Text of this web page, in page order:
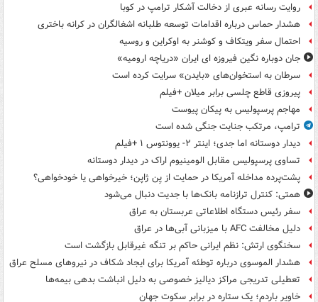
روایت رسانه عبری از دخالت آشکار ترامپ در کوبا
هشدار حماس درباره اقدامات توسعه طلبانه اشغالگران در کرانه باختری
احتمال سفر ویتکاف و کوشنر به اوکراین و روسیه
جان دوباره نگین فیروزه ای ایران «دریاچه ارومیه»
سرطان به استخوان‌های «بایدن» سرایت کرده است
پیروزی قاطع چلسی برابر میلان +فیلم
مهاجم پرسپولیس به پیکان پیوست
ترامپ، مرتکب جنایت جنگی شده است
دیدار دوستانه اما جدی؛ اینتر ۲- یوونتوس ۱ +فیلم
تساوی پرسپولیس مقابل الومینیوم اراک در دیدار دوستانه
پشت‌پرده مداخله آمریکا در حمایت از یِن ژاپن؛ خیرخواهی یا خودخواهی؟
همتی: کنترل ترازنامه بانک‌ها با جدیت دنبال می‌شود
سفر رئیس دستگاه اطلاعاتی عربستان به عراق
دلیل مخالفت AFC با میزبانی آبی‌ها در عراق
سخنگوی ارتش: نظم ایرانی حاکم بر تنگه غیرقابل بازگشت است
هشدار الموسوی درباره توطئه آمریکا برای ایجاد شکاف در نیروهای مسلح عراق
تعطیلی تدریجی مراکز دیالیز خصوصی به دلیل انباشت بدهی بیمه‌ها
خاویر باردم؛ یک ستاره در برابر سکوت جهان